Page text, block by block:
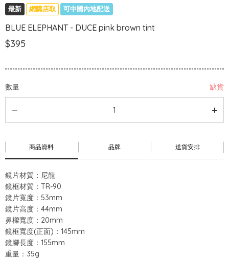
最新 網購店取 可中國內地配送
BLUE ELEPHANT - DUCE pink brown tint
$395
數量 缺貨
商品資料 品牌 送貨安排
鏡片材質：尼龍
鏡框材質：TR-90
鏡片寬度：53mm
鏡片高度：44mm
鼻樑寬度：20mm
鏡框寬度(正面)：145mm
鏡腳長度：155mm
重量：35g